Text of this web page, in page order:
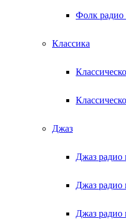
Фолк
Классика
Джаз
Джаз радио
Джаз радио
Джаз радио